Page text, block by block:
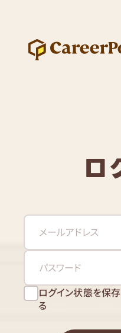
ロ
ログイン状態を保
る